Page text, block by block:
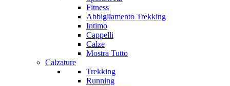
Fitness
Abbigliamento Trekking
Intimo
Cappelli
Calze
Mostra Tutto
Calzature
Trekking
Running